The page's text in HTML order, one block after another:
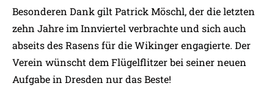
Besonderen Dank gilt Patrick Möschl, der die letzten
zehn Jahre im Innviertel verbrachte und sich auch
abseits des Rasens für die Wikinger engagierte. Der
Verein wünscht dem Flügelflitzer bei seiner neuen
Aufgabe in Dresden nur das Beste!